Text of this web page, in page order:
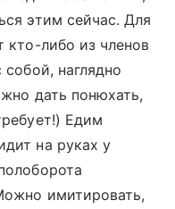
этим сейчас. Для
кто-либо из членов
наглядно
дать понюхать,
Едим
на руках у
имитировать,